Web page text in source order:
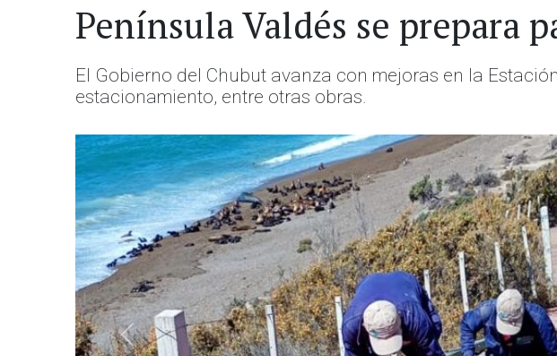
Península Valdés se prepara
El Gobierno del Chubut avanza con mejoras en la
estacionamiento, entre otras obras.
Anterior